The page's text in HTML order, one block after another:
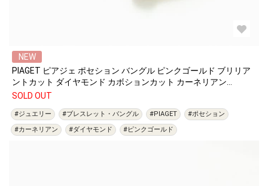
NEW
PIAGET ピアジェ ポセション バングル ピンクゴールド ブリリア
ントカット ダイヤモンド カボションカット カーネリアン
G36PA615
SOLD OUT
#ジュエリー #ブレスレット・バングル #PIAGET
#ポセション
#カーネリアン
#ダイヤモンド #ピンクゴールド